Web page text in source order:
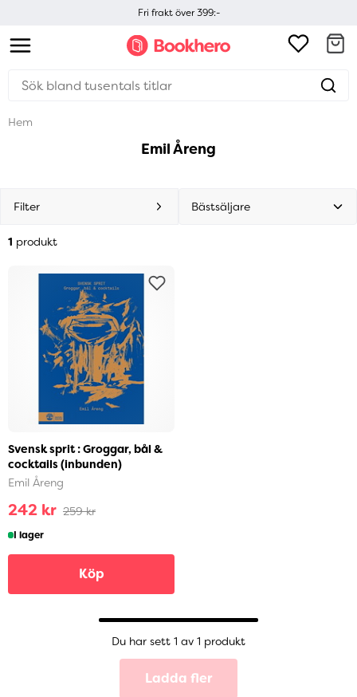
Fri frakt över 399:-
Hem
Emil Åreng
Filter
1 produkt
Svensk sprit : Groggar, bål &
cocktails (inbunden)
Emil Åreng
242 kr 259 kr
I lager
Köp
Du har sett 1 av 1 produkt
Ladda fler